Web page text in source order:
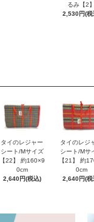
るみ【2
2,530円(税
タイのレジャー
シート/Mサイズ
【22】 約160×9
0cm
2,640円(税込)
タイのレジ
シート/Mサ
【21】 約
0cm
2,640円(税